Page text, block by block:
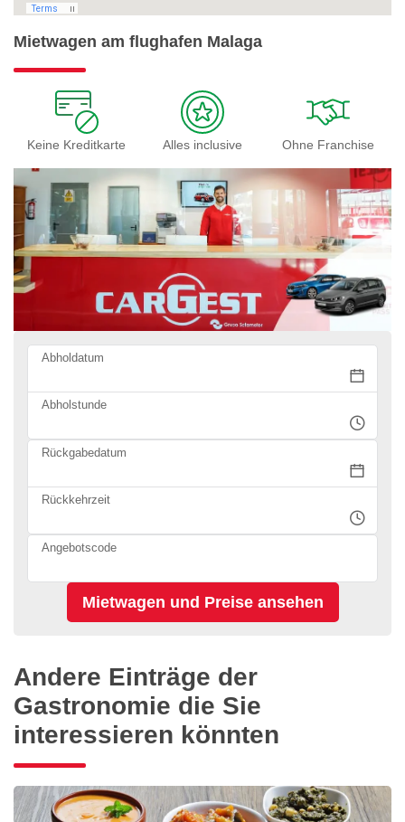
Mietwagen am flughafen Malaga
Keine Kreditkarte Alles inclusive Ohne Franchise
Abholdatum
Abholstunde
Rückgabedatum
Rückkehrzeit
Angebotscode
Andere Einträge der
Gastronomie die Sie
interessieren könnten